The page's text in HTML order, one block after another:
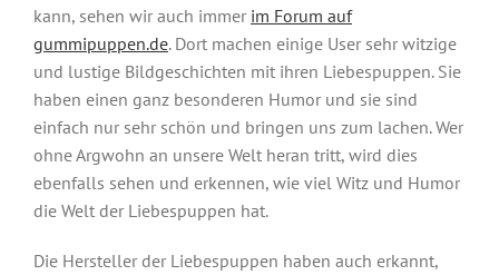
kann, sehen wir auch immer im Forum auf
gummipuppen.de. Dort machen einige User sehr witzige
und lustige Bildgeschichten mit ihren Liebespuppen. Sie
haben einen ganz besonderen Humor und sie sind
einfach nur sehr schön und bringen uns zum lachen. Wer
ohne Argwohn an unsere Welt heran tritt, wird dies
ebenfalls sehen und erkennen, wie viel Witz und Humor
die Welt der Liebespuppen hat.
Die Hersteller der Liebespuppen haben auch erkannt,